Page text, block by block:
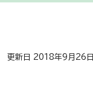
更新日 2018年9月26日